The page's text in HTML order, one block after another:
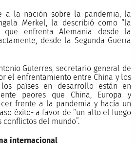
a la nación sobre la pandemia, la
Merkel, la describió como “la
que enfrenta Alemania desde la
desde la Segunda Guerra
Guterres, secretario general de
el enfrentamiento entre China y los
los países en desarrollo están en
peores que China, Europa y
frente a la pandemia y hacía un
éxito- a favor de “un alto el fuego
del mundo”.
internacional